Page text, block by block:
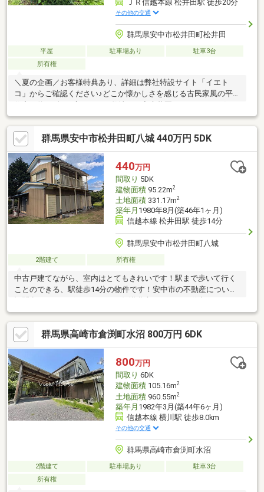
ＪＲ信越本線 松井田駅 徒歩20分
その他の交通
群馬県安中市松井田町松井田
平屋 駐車場あり
駐車3台
所有権
＼夏の企画／お客様特典あり、詳細は弊社特設サイト「イエト
コ」からご確認ください♪どこか懐かしさを感じる古民家風の平屋
大型犬とのびのび暮らしたい方にもおすすめです。敷地内には物
置2棟を備え、駐車は3台以上可能。自然豊かな松井田町は、碓氷
峠や妙義山など四季折々の自然に恵まれ、ゆったりとした時間が
流れる住環境が魅力。田舎暮らしを満喫したい方にぴったりの住
まいです。＼物件内覧受付中／＼資料請求のみ大歓迎／イエトコ
なら、畳の表替え、壁紙交換、床の張替えなど各種内装工事を一
括対応♪物件購入＋リフォーム＋ローンをまとめてサポートし、理
想の住まいづ
群馬県安中市松井田町八城 440万円 5DK
440万円
間取り 5DK
建物面積95.22m2
土地面積331.17m2
築年月 1980年8月(築46年1ヶ月)
信越本線 松井田駅 徒歩14分
群馬県安中市松井田町八城
2階建て 所有権
中古戸建てながら、室内はとてもきれいです！駅まで歩いて行く
ことのできる、駅徒歩14分の物件です！安中市の不動産について
フまでご質問ください！
群馬県高崎市倉渕町水沼 800万円 6DK
800万円
間取り 6DK
建物面積105.16m2
土地面積960.55m2
築年月 1982年3月(築44年6ヶ月)
信越本線 横川駅 徒歩8.0km
その他の交通
群馬県高崎市倉渕町水沼
2階建て 駐車場あり
駐車3台
所有権